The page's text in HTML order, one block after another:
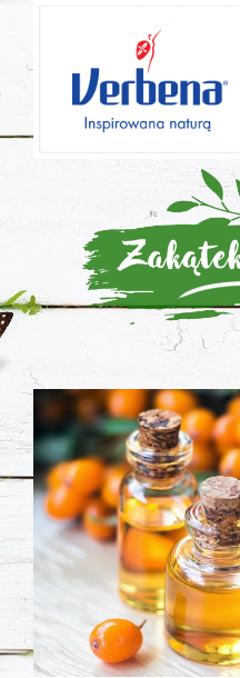
Blog
posts